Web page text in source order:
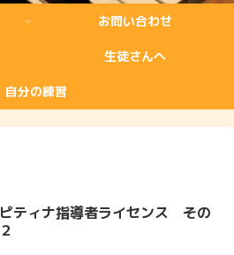
お問い合わせ
生徒さんへ
自分の練習
ピティナ指導者ライセンス その
２